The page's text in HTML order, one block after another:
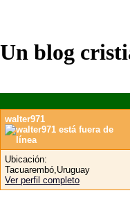
Un blog
walter971
Ubicación:
Tacuarembó,Uruguay
Ver perfil completo